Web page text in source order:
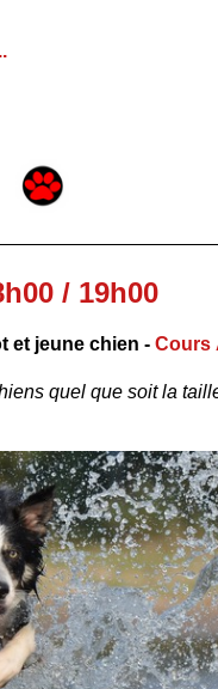
/ 19h00
et jeune chien - Cours
quel que soit la